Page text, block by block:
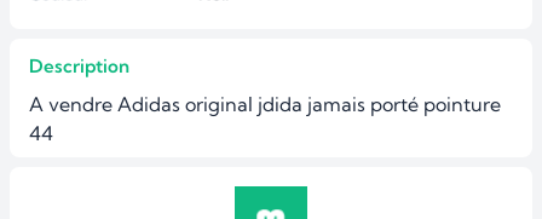
Description
A vendre Adidas original jdida jamais porté pointure
44